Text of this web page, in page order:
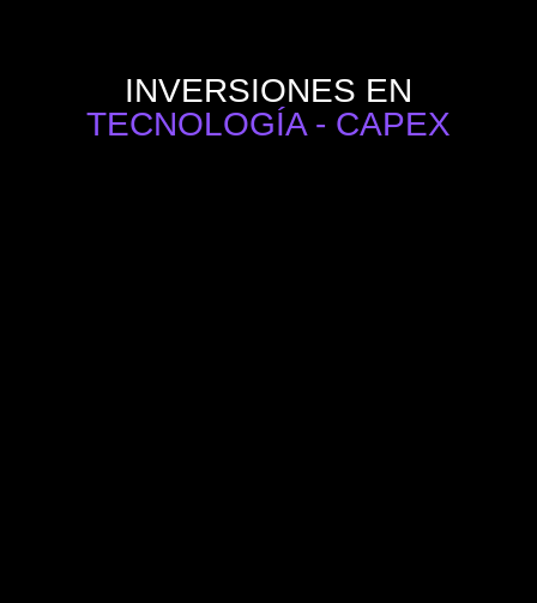
INVERSIONES EN
TECNOLOGÍA - CAPEX